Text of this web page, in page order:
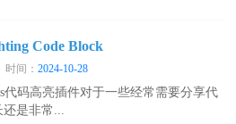
Code Block
时间：2024-10-28
代码高亮插件对于一些经常需要分享代
还是非常...